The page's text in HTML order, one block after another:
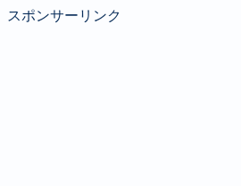
イベント紹介
投稿コーナー
スポンサーリンク